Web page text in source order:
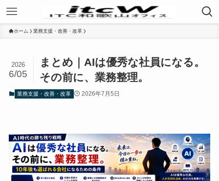
ホーム 業務支援・改善・改革
まとめ｜AIは優秀な社員になる。
その前に、業務整理。
2026
6/05
業務支援・改善・改革 2026年7月5日